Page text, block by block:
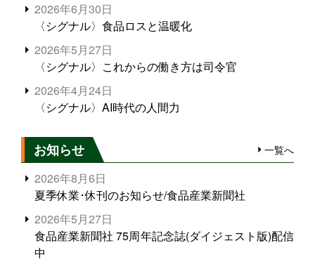
2026年6月30日
〈シグナル〉食品ロスと温暖化
2026年5月27日
〈シグナル〉これからの働き方は司令官
2026年4月24日
〈シグナル〉AI時代の人間力
お知らせ 一覧へ
2026年8月6日
夏季休業･休刊のお知らせ/食品産業新聞社
2026年5月27日
食品産業新聞社 75周年記念誌(ダイジェスト版)配信
中